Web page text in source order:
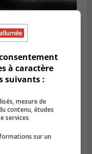
pour
à caractère
suivants :
mesure de
contenu, études
services
sur un